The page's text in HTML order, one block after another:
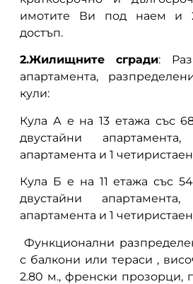
имотите Ви под наем и
достъп.
2.Жилищните сгради:
апартамента,
кули:
Кула А е на 13 етажа със
двустайни
апартамента и 1
Кула Б е на 11 етажа със
двустайни
апартамента и 1
Функционални
с балкони или тераси ,
2.80 м., френски прозорци,